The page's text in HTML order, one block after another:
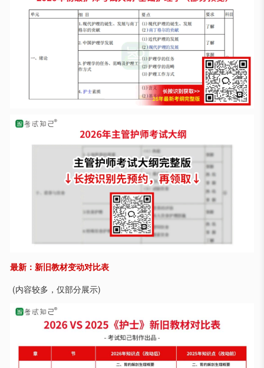
最新：新旧教材变动对比表
(内容较多，仅部分展示)